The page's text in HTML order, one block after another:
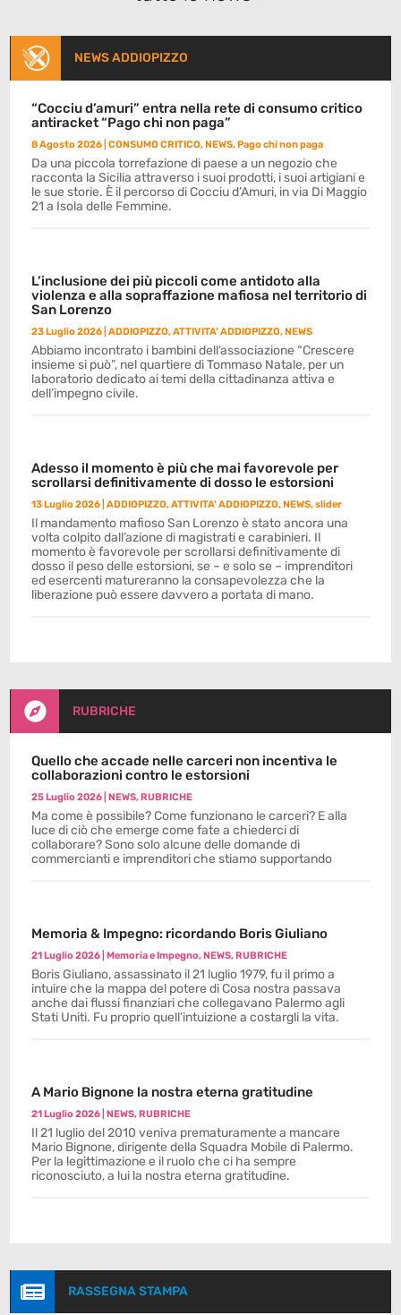
NEWS ADDIOPIZZO
“Cocciu d’amuri” entra nella rete di consumo critico
antiracket “Pago chi non paga”
8 Agosto 2026 |CONSUMO CRITICO,NEWS,Pago chi non paga
Da una piccola torrefazione di paese a un negozio che
racconta la Sicilia attraverso i suoi prodotti, i suoi artigiani e
le sue storie. È il percorso di Cocciu d’Amuri, in via Di Maggio
21 a Isola delle Femmine.
L’inclusione dei più piccoli come antidoto alla
violenza e alla sopraffazione mafiosa nel territorio di
San Lorenzo
23 Luglio 2026 |ADDIOPIZZO,ATTIVITA' ADDIOPIZZO,NEWS
Abbiamo incontrato i bambini dell’associazione “Crescere
insieme si può”, nel quartiere di Tommaso Natale, per un
laboratorio dedicato ai temi della cittadinanza attiva e
dell’impegno civile.
Adesso il momento è più che mai favorevole per
scrollarsi definitivamente di dosso le estorsioni
13 Luglio 2026 |ADDIOPIZZO,ATTIVITA' ADDIOPIZZO,NEWS,slider
Il mandamento mafioso San Lorenzo è stato ancora una
volta colpito dall’azione di magistrati e carabinieri. Il
momento è favorevole per scrollarsi definitivamente di
dosso il peso delle estorsioni, se – e solo se – imprenditori
ed esercenti matureranno la consapevolezza che la
liberazione può essere davvero a portata di mano.
 RUBRICHE
Quello che accade nelle carceri non incentiva le
collaborazioni contro le estorsioni
25 Luglio 2026 |NEWS,RUBRICHE
Ma come è possibile? Come funzionano le carceri? E alla
luce di ciò che emerge come fate a chiederci di
collaborare? Sono solo alcune delle domande di
commercianti e imprenditori che stiamo supportando
Memoria & Impegno: ricordando Boris Giuliano
21 Luglio 2026 |Memoria e Impegno,NEWS,RUBRICHE
Boris Giuliano, assassinato il 21 luglio 1979, fu il primo a
intuire che la mappa del potere di Cosa nostra passava
anche dai flussi finanziari che collegavano Palermo agli
Stati Uniti. Fu proprio quell’intuizione a costargli la vita.
A Mario Bignone la nostra eterna gratitudine
21 Luglio 2026 |NEWS,RUBRICHE
Il 21 luglio del 2010 veniva prematuramente a mancare
Mario Bignone, dirigente della Squadra Mobile di Palermo.
Per la legittimazione e il ruolo che ci ha sempre
riconosciuto, a lui la nostra eterna gratitudine.
 RASSEGNA STAMPA